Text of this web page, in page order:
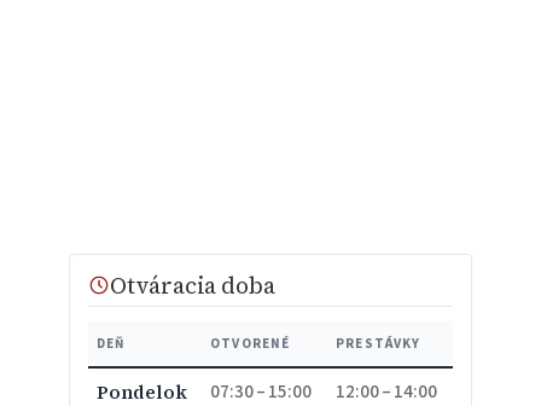
Otváracia doba
DEŇ OTVORENÉ PRESTÁVKY
Pondelok 07:30 – 15:00 12:00 – 14:00